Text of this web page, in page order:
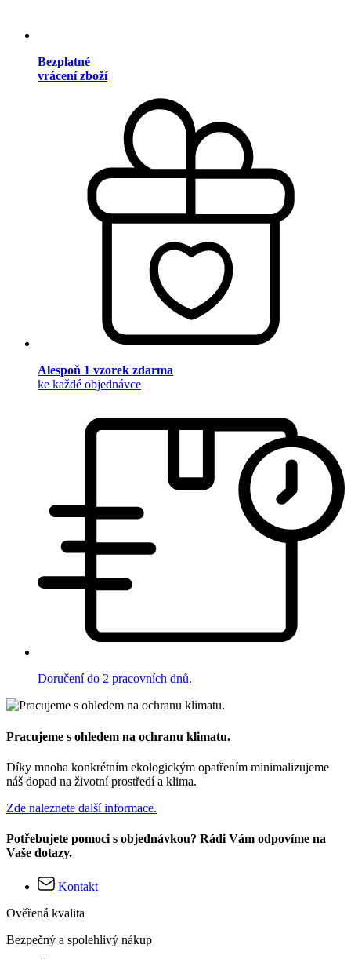
Bezplatné
vrácení zboží
Alespoň 1 vzorek zdarma
ke každé objednávce
Doručení do 2 pracovních dnů.
Pracujeme s ohledem na ochranu klimatu.
Díky mnoha konkrétním ekologickým opatřením minimalizujeme
náš dopad na životní prostředí a klima.
Zde naleznete další informace.
Potřebujete pomoci s objednávkou? Rádi Vám odpovíme na
Vaše dotazy.
Kontakt
Ověřená kvalita
Bezpečný a spolehlivý nákup